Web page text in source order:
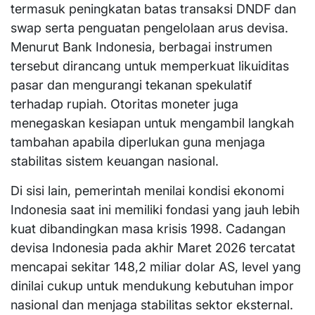
termasuk peningkatan batas transaksi DNDF dan
swap serta penguatan pengelolaan arus devisa.
Menurut Bank Indonesia, berbagai instrumen
tersebut dirancang untuk memperkuat likuiditas
pasar dan mengurangi tekanan spekulatif
terhadap rupiah. Otoritas moneter juga
menegaskan kesiapan untuk mengambil langkah
tambahan apabila diperlukan guna menjaga
stabilitas sistem keuangan nasional.
Di sisi lain, pemerintah menilai kondisi ekonomi
Indonesia saat ini memiliki fondasi yang jauh lebih
kuat dibandingkan masa krisis 1998. Cadangan
devisa Indonesia pada akhir Maret 2026 tercatat
mencapai sekitar 148,2 miliar dolar AS, level yang
dinilai cukup untuk mendukung kebutuhan impor
nasional dan menjaga stabilitas sektor eksternal.